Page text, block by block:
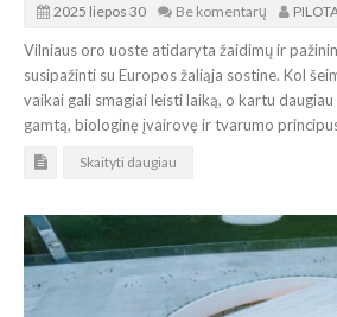
2025 liepos 30 Be komentarų
Vilniaus oro uoste atidaryta žaidimų ir
susipažinti su Europos žaliąja sostine. Kol
vaikai gali smagiai leisti laiką, o kartu
gamtą, biologinę įvairovę ir tvarumo
Skaityti daugiau